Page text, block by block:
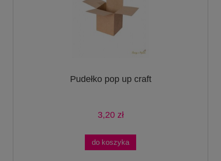
Pudełko pop up craft
3,20 zł
do koszyka